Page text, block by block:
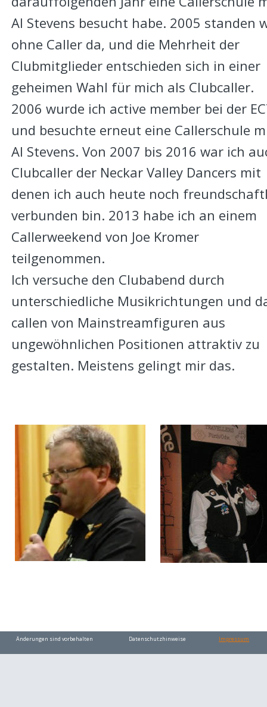
Änderungen sind vorbehalten Datenschutzhinweise Impressum
Al Stevens besucht habe. 2005 standen
ohne Caller da, und die Mehrheit der
Clubmitglieder entschieden sich in einer
geheimen Wahl für mich als Clubcaller.
2006 wurde ich active member bei der
und besuchte erneut eine Callerschule
Al Stevens. Von 2007 bis 2016 war ich
Clubcaller der Neckar Valley Dancers mit
denen ich auch heute noch
verbunden bin. 2013 habe ich an einem
Callerweekend von Joe Kromer
teilgenommen.
Ich versuche den Clubabend durch
unterschiedliche Musikrichtungen und
callen von Mainstreamfiguren aus
ungewöhnlichen Positionen attraktiv zu
gestalten. Meistens gelingt mir das.